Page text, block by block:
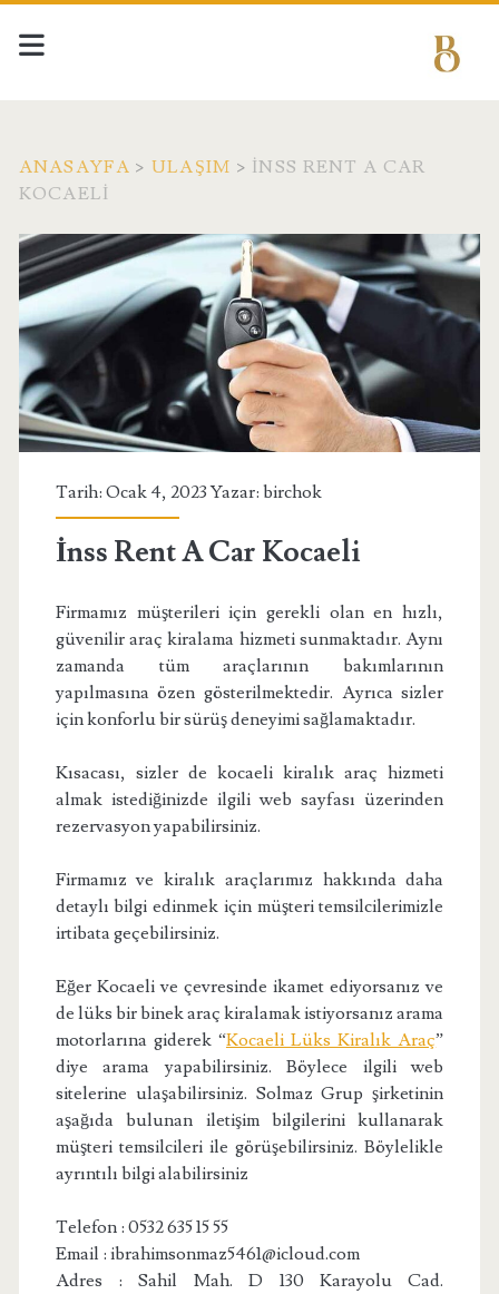
ANASAYFA > ULAŞIM > İNSS RENT A CAR
KOCAELI
Tarih: Ocak 4, 2023 Yazar: birchok
İnss Rent A Car Kocaeli
Firmamız müşterileri için gerekli olan en hızlı,
güvenilir araç kiralama hizmeti sunmaktadır. Aynı
zamanda tüm araçlarının bakımlarının
yapılmasına özen gösterilmektedir. Ayrıca sizler
için konforlu bir sürüş deneyimi sağlamaktadır.
Kısacası, sizler de kocaeli kiralık araç hizmeti
almak istediğinizde ilgili web sayfası üzerinden
rezervasyon yapabilirsiniz.
Firmamız ve kiralık araçlarımız hakkında daha
detaylı bilgi edinmek için müşteri temsilcilerimizle
irtibata geçebilirsiniz.
Eğer Kocaeli ve çevresinde ikamet ediyorsanız ve
de lüks bir binek araç kiralamak istiyorsanız arama
motorlarına giderek “Kocaeli Lüks Kiralık Araç”
diye arama yapabilirsiniz. Böylece ilgili web
sitelerine ulaşabilirsiniz. Solmaz Grup şirketinin
aşağıda bulunan iletişim bilgilerini kullanarak
müşteri temsilcileri ile görüşebilirsiniz. Böylelikle
ayrıntılı bilgi alabilirsiniz
Telefon : 0532 635 15 55
Email : ibrahimsonmaz5461@icloud.com
Adres : Sahil Mah. D 130 Karayolu Cad.